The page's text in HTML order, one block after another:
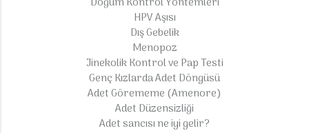
HPV Aşısı
Dış Gebelik
Menopoz
Jinekolik Kontrol ve Pap Testi
Genç Kızlarda Adet Döngüsü
Adet Görememe (Amenore)
Adet Düzensizliği
Adet sancısı ne iyi gelir?